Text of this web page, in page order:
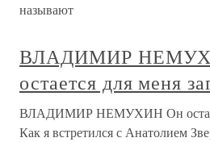
называют
ВЛАДИМИР
остается для меня
ВЛАДИМИР НЕМУХИН Он
Как я встретился с Анатолием